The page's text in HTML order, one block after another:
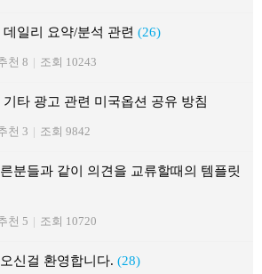
일리 요약/분석 관련 (26)
천 8 | 조회 10243
타 광고 관련 미국옵션 공유 방침
천 3 | 조회 9842
분들과 같이 의견을 교류할때의 템플릿
천 5 | 조회 10720
신걸 환영합니다. (28)